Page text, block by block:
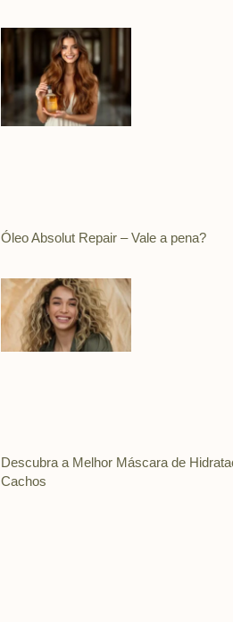
Óleo Absolut Repair – Vale a pena?
Descubra a Melhor Máscara de
Cachos